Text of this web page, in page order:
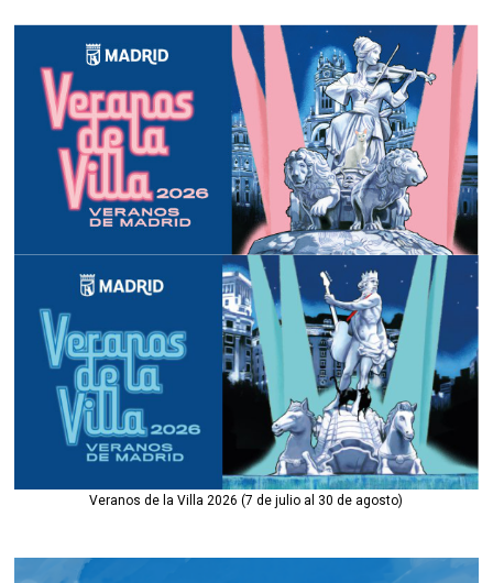
Veranos de la Villa 2026 (7 de julio al 30 de agosto)